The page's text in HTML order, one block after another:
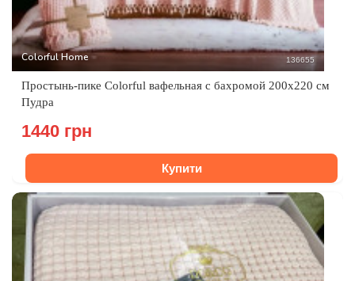
Colorful Home 136655
Простынь-пике Colorful вафельная с бахромой 200x220 см
Пудра
1440 грн
Купити